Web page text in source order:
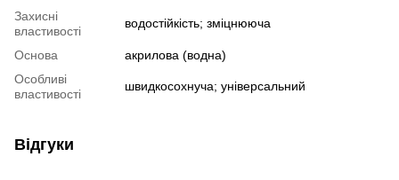
Захисні
властивості
водостійкість; зміцнююча
Основа
акрилова (водна)
Особливі
властивості
швидкосохнуча; універсальний
Відгуки